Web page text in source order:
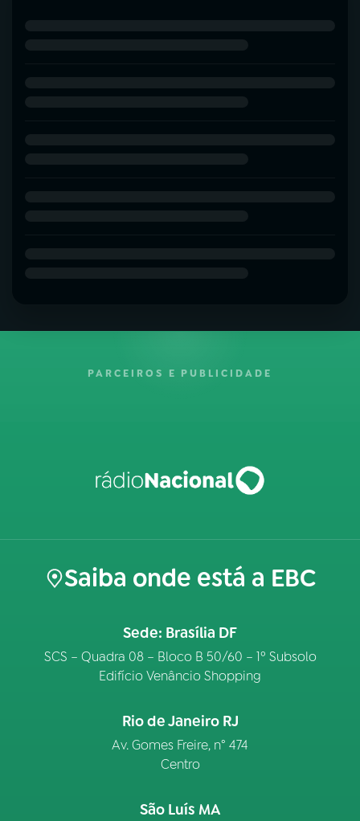
PARCEIROS E PUBLICIDADE
Saiba onde está a EBC
Sede: Brasília DF
SCS – Quadra 08 – Bloco B 50/60 – 1º Subsolo
Edifício Venâncio Shopping
Rio de Janeiro RJ
Av. Gomes Freire, n° 474
Centro
São Luís MA